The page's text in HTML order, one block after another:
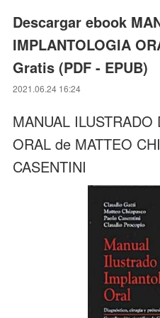
Descargar ebook
IMPLANTOLOGIA
Gratis (PDF - EPUB)
2021.06.24 16:24
MANUAL
ORAL de MATTEO
CASENTINI